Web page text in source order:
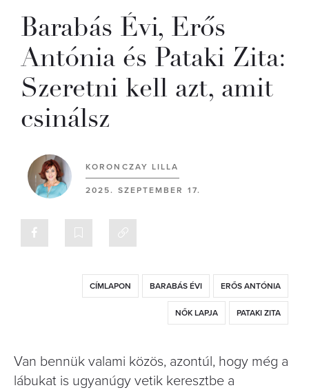
Barabás Évi, Erős
Antónia és Pataki Zita:
Szeretni kell azt, amit
csinálsz
KORONCZAY LILLA
2025. SZEPTEMBER 17.
CÍMLAPON BARABÁS ÉVI ERŐS ANTÓNIA
NŐK LAPJA PATAKI ZITA
Van bennük valami közös, azontúl, hogy még a
lábukat is ugyanúgy vetik keresztbe a